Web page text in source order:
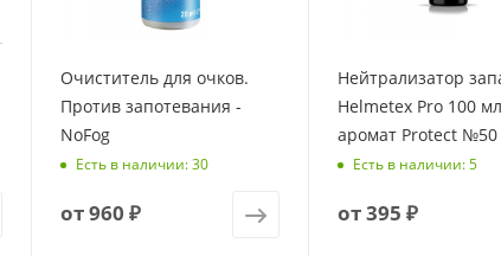
Очиститель для очков.
Против запотевания -
NoFog
Есть в наличии: 30
от960 ₽
Нейтрализатор
Helmetex Pro 100
аромат Protect №50
Есть в наличии: 5
от395 ₽